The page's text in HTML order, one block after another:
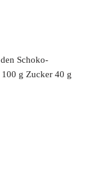
Schoko-
g Zucker 40 g